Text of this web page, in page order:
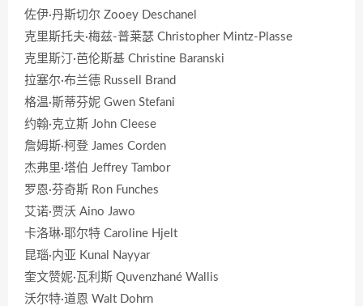
佐伊·丹斯切尔 Zooey Deschanel
克里斯托夫·梅兹-普莱瑟 Christopher Mintz-Plasse
克里斯汀·芭伦斯基 Christine Baranski
拉塞尔·布兰德 Russell Brand
格温·斯蒂芬妮 Gwen Stefani
约翰·克立斯 John Cleese
詹姆斯·柯登 James Corden
杰弗里·塔伯 Jeffrey Tambor
罗恩·芬奇斯 Ron Funches
艾诺·贾沃 Aino Jawo
卡洛琳·耶尔特 Caroline Hjelt
昆瑙·内亚 Kunal Nayyar
奎文赞妮·瓦利斯 Quvenzhané Wallis
沃尔特·道恩 Walt Dohrn